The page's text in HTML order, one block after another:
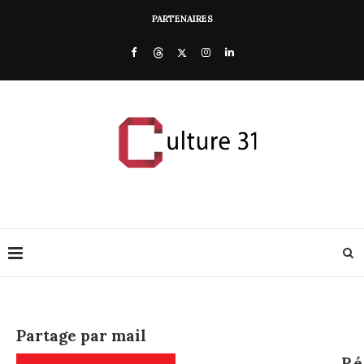
PARTENAIRES
Partage par mail